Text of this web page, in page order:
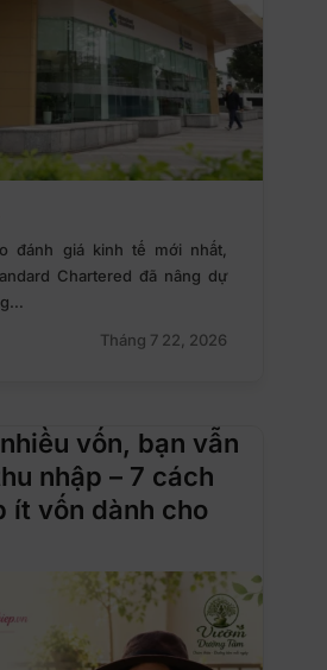
đánh giá kinh tế mới nhất,
Chartered đã nâng dự
Tháng 7 22, 2026
vốn, bạn vẫn
nhập – 7 cách
ít vốn dành cho